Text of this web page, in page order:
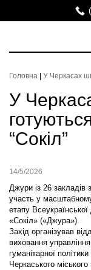
Головна У Черкасах
У
“Сокіл”
14/5/2026
Джури із 26 закладів
участь у
етапу Всеукраїнської
«Сокіл» («Джура»).
Захід організував
виховання
гуманітарної
Черкаського